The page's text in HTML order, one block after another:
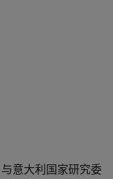
意大利国家研究委